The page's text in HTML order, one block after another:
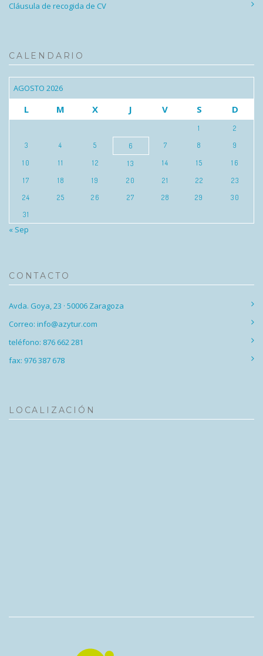
Cláusula de recogida de CV
CALENDARIO
AGOSTO 2026
L M X J V S D
1
2
3
4 5 6 7 8
9
10
11 12 13 14 15
16
17
18 19 20 21 22
23
24
25 26 27 28 29
30
31
« Sep
CONTACTO
Avda. Goya, 23 · 50006 Zaragoza
Correo: info@azytur.com
teléfono: 876 662 281
fax: 976 387 678
LOCALIZACIÓN